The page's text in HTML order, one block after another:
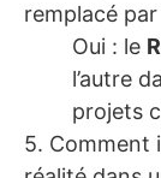
remplacé
Oui : le
l’autre
projets
5. Comment